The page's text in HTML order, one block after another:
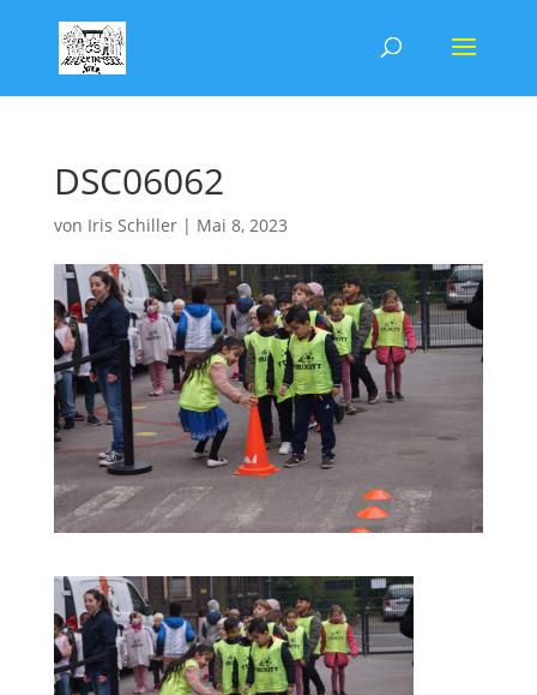
DSC06062
von Iris Schiller| Mai 8, 2023